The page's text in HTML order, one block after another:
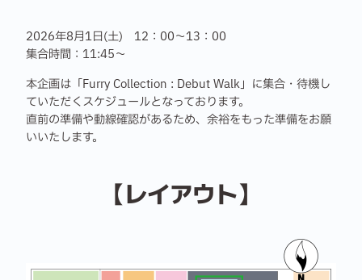
2026年8月1日(土) 12：00～13：00
集合時間：11:45～
本企画は「Furry Collection : Debut Walk」に集合・待機し
ていただくスケジュールとなっております。
直前の準備や動線確認があるため、余裕をもった準備をお願
いいたします。
【レイアウト】